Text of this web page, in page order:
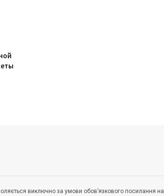
виключно за умови обов’язкового посилання на